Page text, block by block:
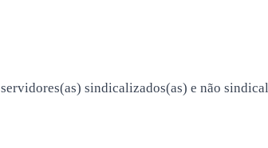
sindicalizados(as) e não